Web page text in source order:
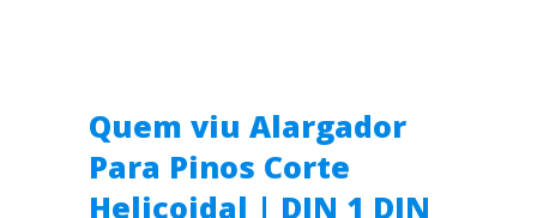
Quem viu Alargador
Para Pinos Corte
Helicoidal | DIN 1 DIN